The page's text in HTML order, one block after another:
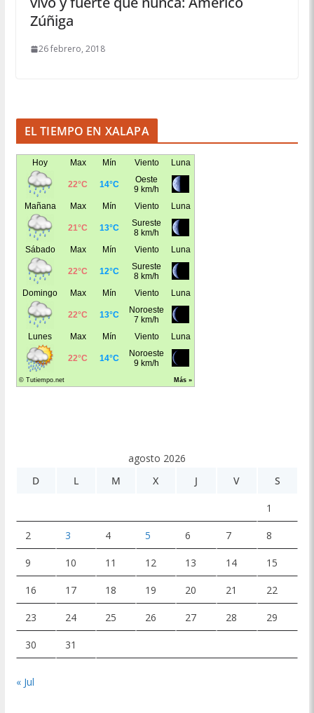
Zúñiga
26 febrero, 2018
EL TIEMPO EN XALAPA
agosto 2026
D
L M X J V S
1
2 3 4 5 6 7 8
9 10 11 12 13 14 15
16 17 18 19 20 21 22
23 24 25 26 27 28 29
30 31
« Jul